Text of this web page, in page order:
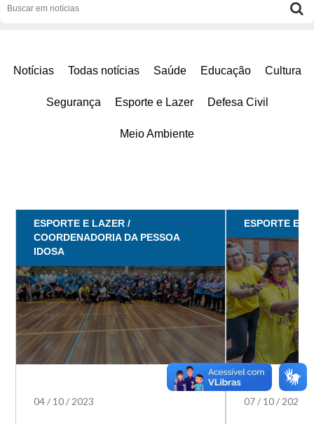
Notícias Todas notícias Saúde Educação Cultura
Segurança Esporte e Lazer Defesa Civil
Meio Ambiente
ESPORTE E LAZER /
COORDENADORIA DA PESSOA
IDOSA
04 / 10 /2023
ESPORTE E
07 / 10 /2022